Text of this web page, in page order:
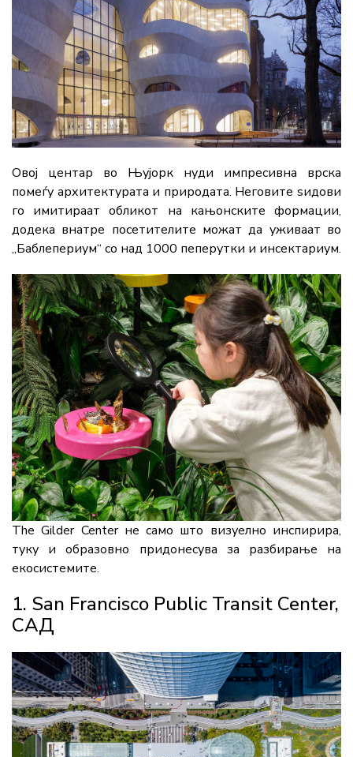
Овој центар во Њујорк нуди импресивна врска
помеѓу архитектурата и природата. Неговите ѕидови
го имитираат обликот на кањонските формации,
додека внатре посетителите можат да уживаат во
„Баблепериум“ со над 1000 пеперутки и инсектариум.
The Gilder Center не само што визуелно инспирира,
туку и образовно придонесува за разбирање на
екосистемите.
1. San Francisco Public Transit Center,
САД